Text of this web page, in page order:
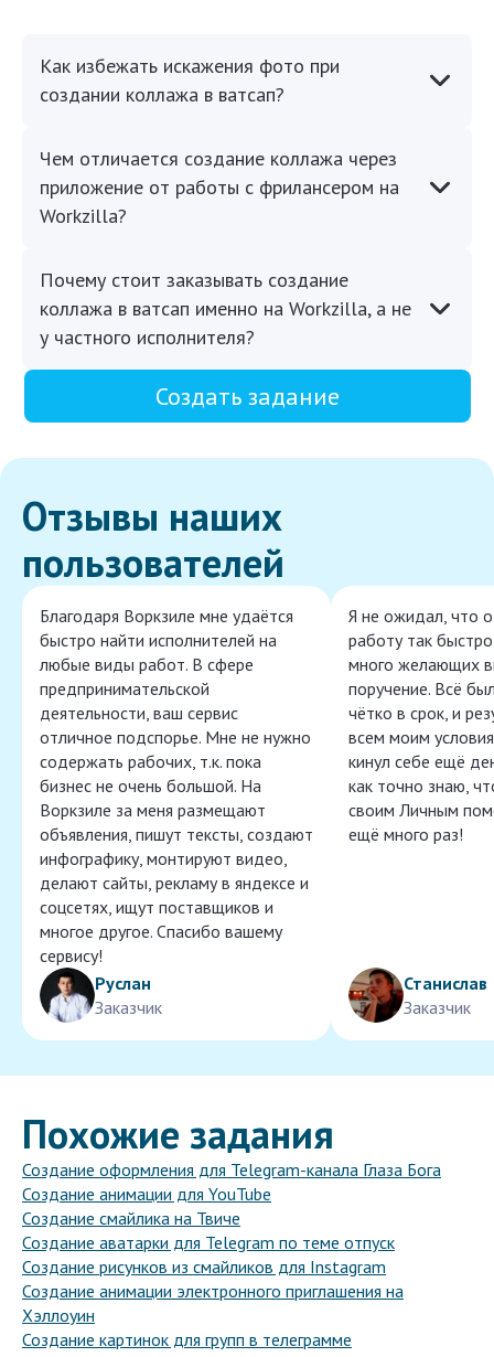
Как избежать искажения фото при
создании коллажа в ватсап?
Чем отличается создание коллажа через
приложение от работы с фрилансером на
Workzilla?
Почему стоит заказывать создание
коллажа в ватсап именно на Workzilla, а не
у частного исполнителя?
Создать задание
Отзывы наших
пользователей
Благодаря Воркзиле мне удаётся
быстро найти исполнителей на
любые виды работ. В сфере
предпринимательской
деятельности, ваш сервис
отличное подспорье. Мне не нужно
содержать рабочих, т.к. пока
бизнес не очень большой. На
Воркзиле за меня размещают
объявления, пишут тексты, создают
инфографику, монтируют видео,
делают сайты, рекламу в яндексе и
соцсетях, ищут поставщиков и
многое другое. Спасибо вашему
сервису!
Руслан
Заказчик
Я не ожидал, что
работу так
много желающих
поручение. Всё
чётко в срок, и
всем моим
кинул себе ещё
как точно знаю,
своим Личным
ещё много раз!
Станислав
Заказчик
Похожие задания
Создание оформления для Telegram-канала Глаза Бога
Создание анимации для YouTube
Создание смайлика на Твиче
Создание аватарки для Telegram по теме отпуск
Создание рисунков из смайликов для Instagram
Создание анимации электронного приглашения на
Хэллоуин
Создание картинок для групп в телеграмме